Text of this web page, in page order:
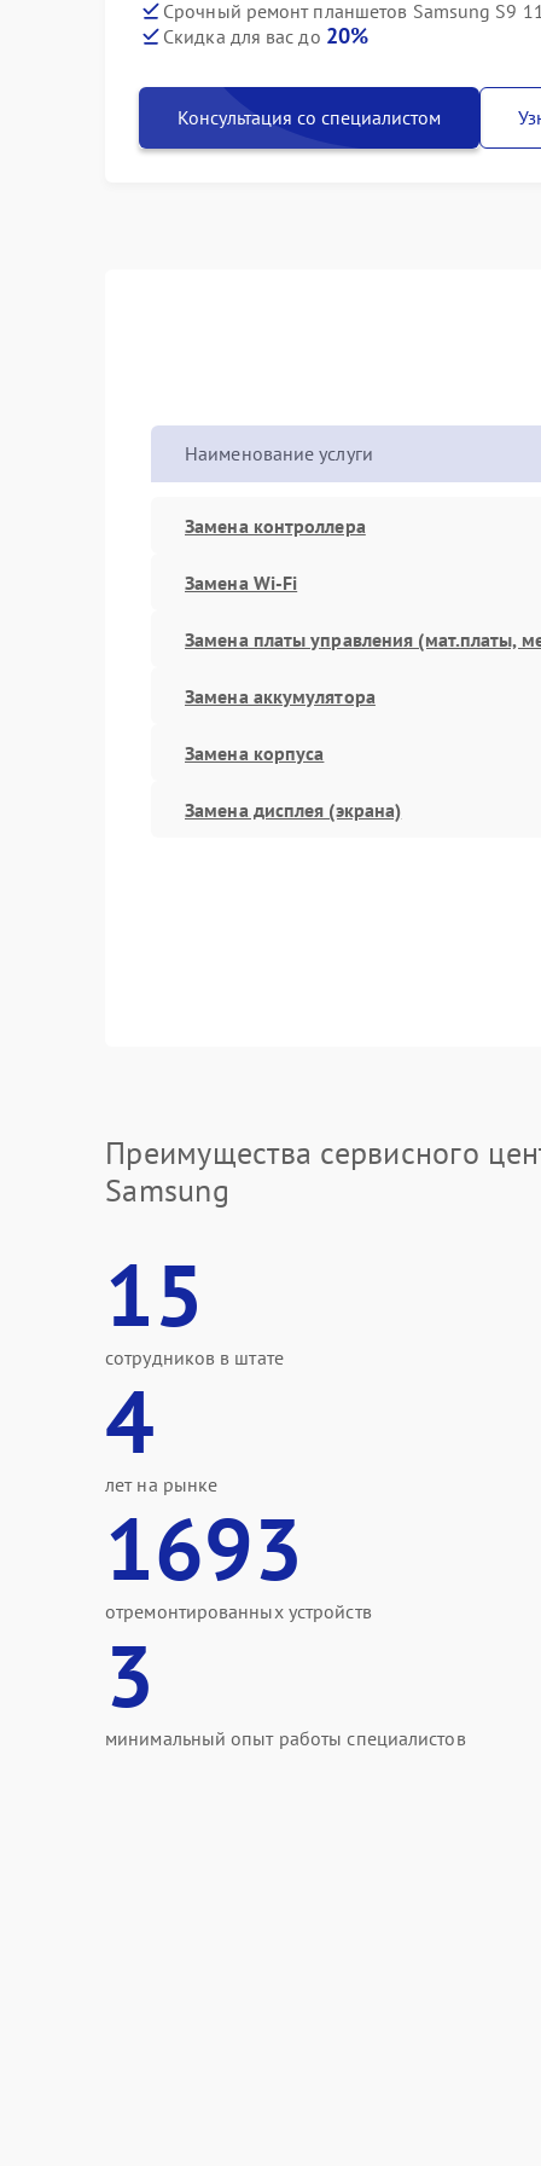
Срочный ремонт планшетов Samsung S9
Скидка для вас до 20%
Консультация со специалистом
Наименование услуги
Замена контроллера
Замена Wi-Fi
Замена платы управления (мат.платы,
Замена аккумулятора
Замена корпуса
Замена дисплея (экрана)
Преимущества сервисного
Samsung
15
сотрудников в штате
4
лет на рынке
1693
отремонтированных устройств
3
минимальный опыт работы специалистов